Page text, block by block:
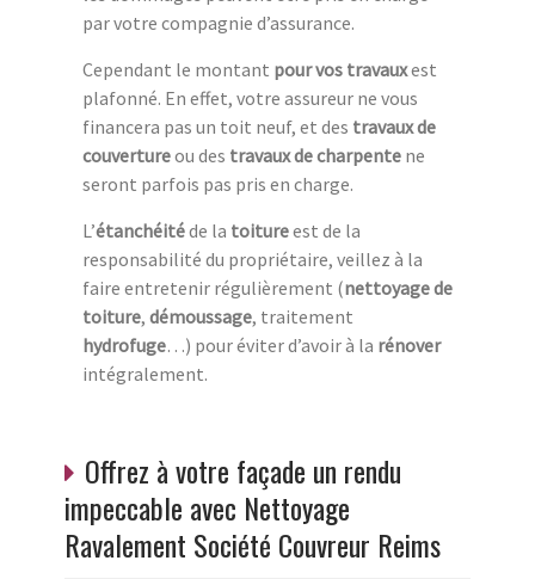
par votre compagnie d’assurance.
Cependant le montant pour vos travauxest
plafonné. En effet, votre assureur ne vous
financera pas un toit neuf, et des travaux de
couvertureou des travaux de charpente ne
seront parfois pas pris en charge.
L’étanchéitéde la toitureest de la
responsabilité du propriétaire, veillez à la
faire entretenir régulièrement (nettoyage de
toiture, démoussage, traitement
hydrofuge…) pour éviter d’avoir à la rénover
intégralement.
Offrez à votre façade un rendu
impeccable avec Nettoyage
Ravalement Société Couvreur Reims